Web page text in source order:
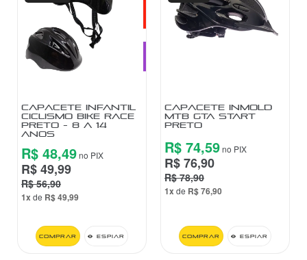
CAPACETE INFANTIL
CICLISMO BIKE RACE
PRETO - 8 A 14
ANOS
R$ 48,49no PIX
R$ 49,99
R$ 56,90
1x de R$ 49,99
Comprar Espiar
CAPACETE INMOLD
MTB GTA START
PRETO
R$ 74,59no PIX
R$ 76,90
R$ 78,90
1x de R$ 76,90
Comprar Espiar